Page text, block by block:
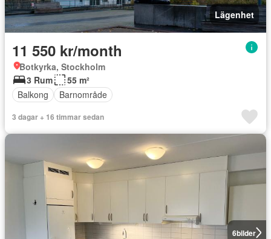
Lägenhet
11 550 kr/month
Botkyrka, Stockholm
3 Rum
55 m²
Balkong
Barnområde
3 dagar + 16 timmar sedan
6bilder